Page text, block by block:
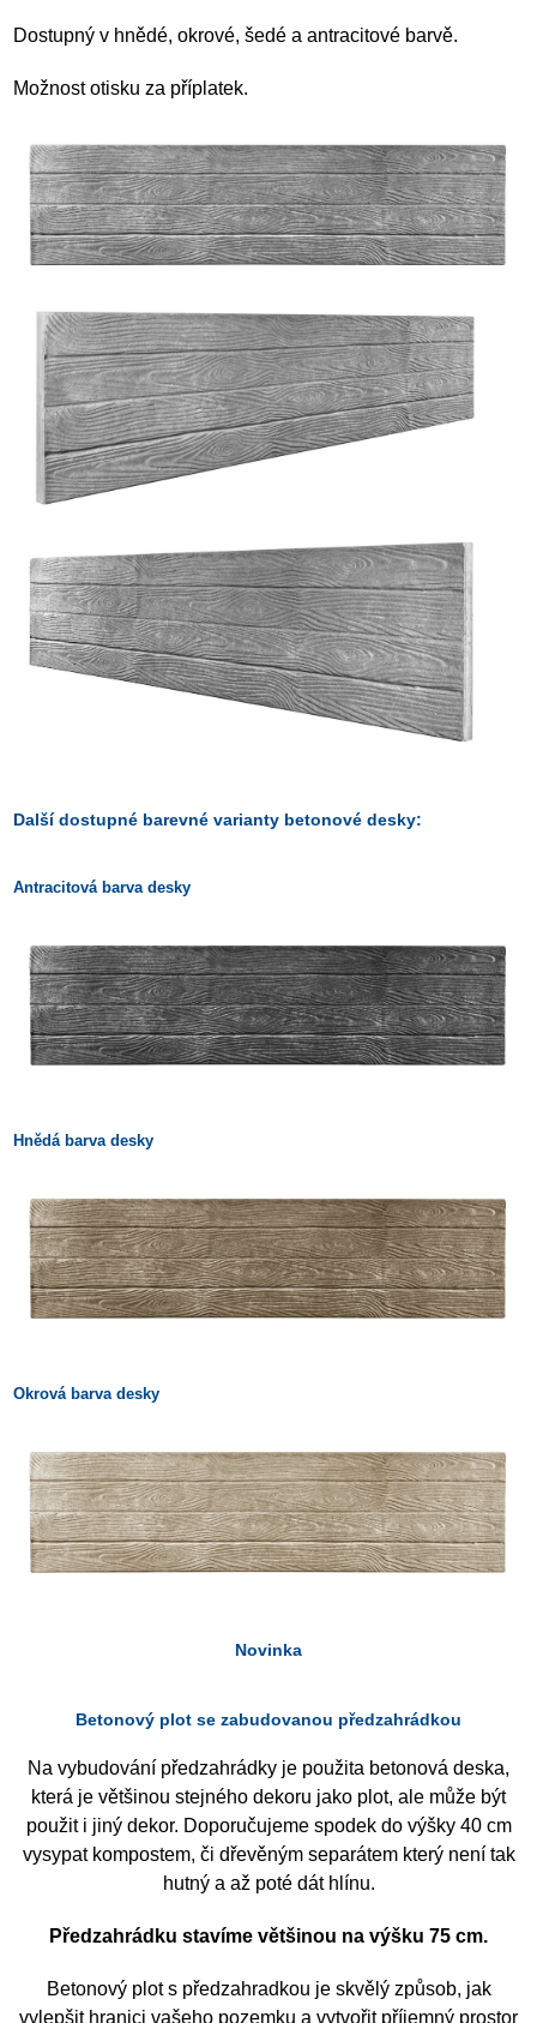
Dostupný v hnědé, okrové, šedé a antracitové barvě.
Možnost otisku za příplatek.
Další dostupné barevné varianty betonové desky:
Antracitová barva desky
Hnědá barva desky
Okrová barva desky
Novinka
Betonový plot se zabudovanou předzahrádkou
Na vybudování předzahrádky je použita betonová deska,
která je většinou stejného dekoru jako plot, ale může být
použit i jiný dekor. Doporučujeme spodek do výšky 40 cm
vysypat kompostem, či dřevěným separátem který není tak
hutný a až poté dát hlínu.
Předzahrádku stavíme většinou na výšku 75 cm.
Betonový plot s předzahradkou je skvělý způsob, jak
vylepšit hranici vašeho pozemku a vytvořit příjemný prostor